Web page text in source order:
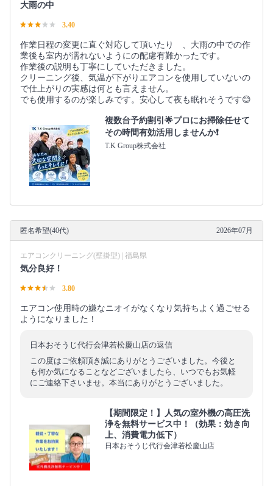
大雨の中
3.40
作業日程の変更に直ぐ対応して頂いたり゙、大雨の中での作
業後も室内が濡れないようにの配慮有難かったです。
作業後の説明も丁寧にしていただきました。
クリーニング後、気温が下がりエアコンを使用していないの
で仕上がりの実感は何とも言えません。
でも使用するのが楽しみです。安心して夜も眠れそうです😊
複数台予約割引🌟プロにお掃除任せて
その時間有効活用しませんか❗️
T.K Group株式会社
匿名希望(40代) 2026年07月
エアコンクリーニング(壁掛型) | 福島県
気分良好！
3.80
エアコン使用時の嫌なニオイがなくなり気持ちよく過ごせる
ようになりました！
日本おそうじ代行会津若松慶山店の返信
この度はご依頼頂き誠にありがとうございました。今後と
も何か気になることなどございましたら、いつでもお気軽
にご連絡下さいませ。本当にありがとうございました。
【期間限定！】人気の室外機の高圧洗
浄を無料サービス中！（効果：効き向
上、消費電力低下）
日本おそうじ代行会津若松慶山店